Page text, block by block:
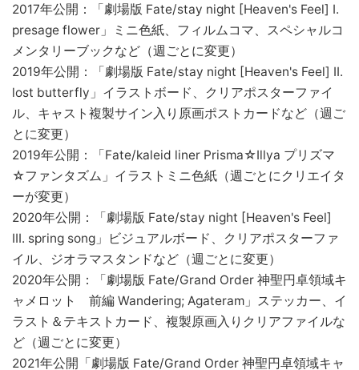
2017年公開：「劇場版 Fate/stay night [Heaven's Feel] I.
presage flower」ミニ色紙、フィルムコマ、スペシャルコ
メンタリーブックなど（週ごとに変更）
2019年公開：「劇場版 Fate/stay night [Heaven's Feel] II.
lost butterfly」イラストボード、クリアポスターファイ
ル、キャスト複製サイン入り原画ポストカードなど（週ご
とに変更）
2019年公開：「Fate/kaleid liner Prisma☆Illya プリズマ
☆ファンタズム」イラストミニ色紙（週ごとにクリエイタ
ーが変更）
2020年公開：「劇場版 Fate/stay night [Heaven's Feel]
III. spring song」ビジュアルボード、クリアポスターファ
イル、ジオラマスタンドなど（週ごとに変更）
2020年公開：「劇場版 Fate/Grand Order 神聖円卓領域キ
ャメロット 前編 Wandering; Agateram」ステッカー、イ
ラスト＆テキストカード、複製原画入りクリアファイルな
ど（週ごとに変更）
2021年公開「劇場版 Fate/Grand Order 神聖円卓領域キャ